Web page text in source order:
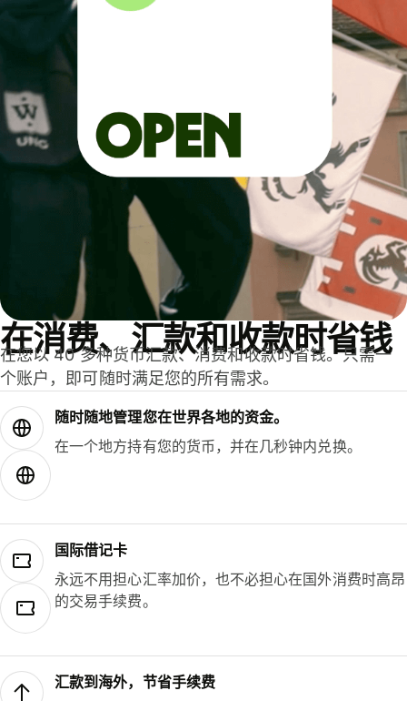
在消费、汇款和收款时省钱
在您以 40 多种货币汇款、消费和收款时省钱。只需一
个账户，即可随时满足您的所有需求。
随时随地管理您在世界各地的资金。
在一个地方持有您的货币，并在几秒钟内兑换。
国际借记卡
永远不用担心汇率加价，也不必担心在国外消费时高昂
的交易手续费。
汇款到海外，节省手续费